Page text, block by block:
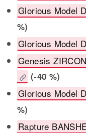
Glorious Model
%)
Glorious Model
Genesis
(-40 %)
Glorious Model
%)
Rapture